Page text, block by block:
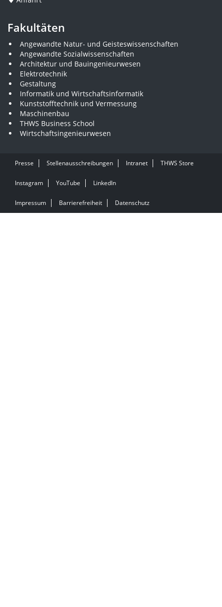
Fakultäten
Angewandte Natur- und Geisteswissenschaften
Angewandte Sozialwissenschaften
Architektur und Bauingenieurwesen
Elektrotechnik
Gestaltung
Informatik und Wirtschaftsinformatik
Kunststofftechnik und Vermessung
Maschinenbau
THWS Business School
Wirtschaftsingenieurwesen
Presse Stellenausschreibungen Intranet THWS Store
Instagram YouTube LinkedIn
Impressum Barrierefreiheit Datenschutz